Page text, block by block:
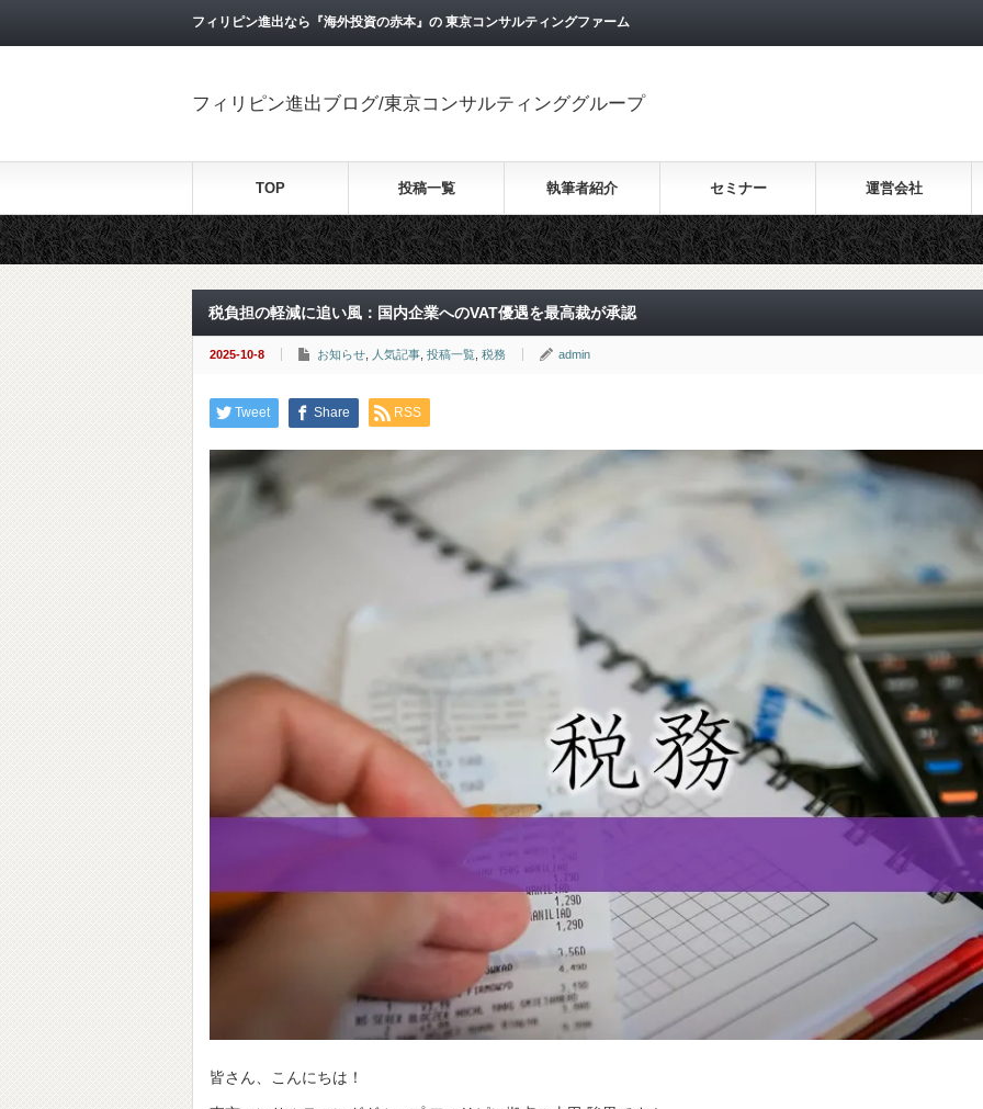
フィリピン進出なら『海外投資の赤本』の 東京コンサルティングファーム
フィリピン進出ブログ/東京コンサルティンググループ
TOP 投稿一覧 執筆者紹介 セミナー 運営会社
税負担の軽減に追い風：国内企業へのVAT優遇を最高裁が承認
2025-10-8 お知らせ 人気記事 投稿一覧 税務 admin
Tweet Share RSS
皆さん、こんにちは！